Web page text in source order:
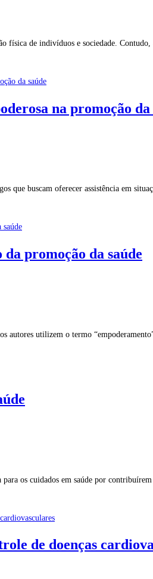
física de indivíduos e sociedade.
na promoção da
que buscam oferecer assistência em
promoção da saúde
autores utilizem o termo
os cuidados em saúde por
de doenças